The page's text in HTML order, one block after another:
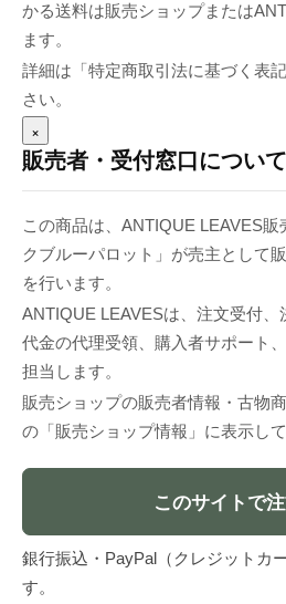
かる送料は販売ショップまたは
ます。
詳細は「特定商取引法に基づく表
さい。
×
販売者・受付窓口について
この商品は、ANTIQUE LEAVES
クブルーパロット」が売主として
を行います。
ANTIQUE LEAVESは、注文受付
代金の代理受領、購入者サポート
担当します。
販売ショップの販売者情報・古物
の「販売ショップ情報」に表示して
このサイトで
銀行振込・PayPal（クレジットカ
す。